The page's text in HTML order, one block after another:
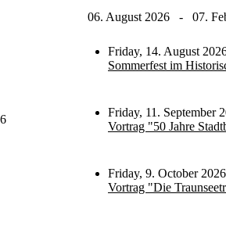
06. August 2026 - 07.
Friday, 14. August
Sommerfest im
Friday, 11. September
Vortrag "50 Jahre
Friday, 9. October
Vortrag "Die